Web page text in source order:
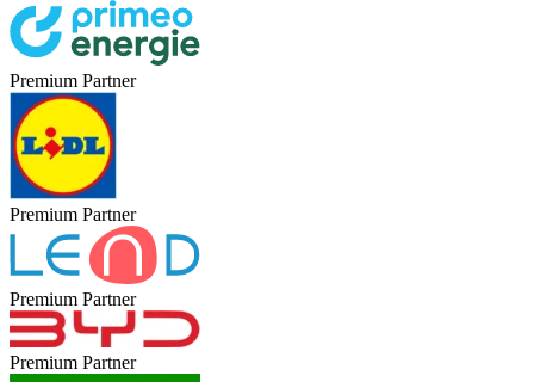
Premium Partner
Premium Partner
Premium Partner
Premium Partner